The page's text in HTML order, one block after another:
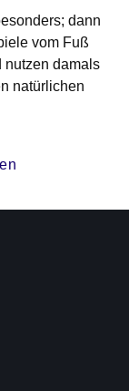
dann
vom Fuß
nutzen damals
natürlichen